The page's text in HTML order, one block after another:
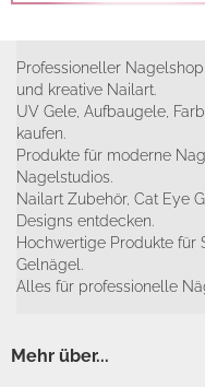
Professioneller
und kreative Nailart.
UV Gele, Aufbaugele,
kaufen.
Produkte für moderne
Nagelstudios.
Nailart Zubehör, Cat Eye
Designs entdecken.
Hochwertige Produkte
Gelnägel.
Alles für professionelle
Mehr über...